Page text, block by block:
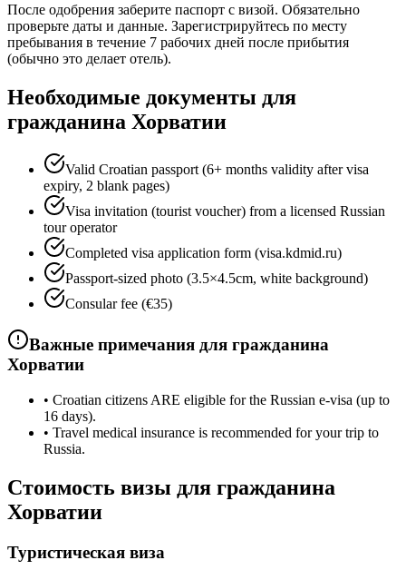
После одобрения заберите паспорт с визой. Обязательно
проверьте даты и данные. Зарегистрируйтесь по месту
пребывания в течение 7 рабочих дней после прибытия
(обычно это делает отель).
Необходимые документы для
гражданина Хорватии
Valid Croatian passport (6+ months validity after visa
expiry, 2 blank pages)
Visa invitation (tourist voucher) from a licensed Russian
tour operator
Completed visa application form (visa.kdmid.ru)
Passport-sized photo (3.5×4.5cm, white background)
Consular fee (€35)
Важные примечания для гражданина
Хорватии
• Croatian citizens ARE eligible for the Russian e-visa (up to
16 days).
• Travel medical insurance is recommended for your trip to
Russia.
Стоимость визы для гражданина
Хорватии
Туристическая виза